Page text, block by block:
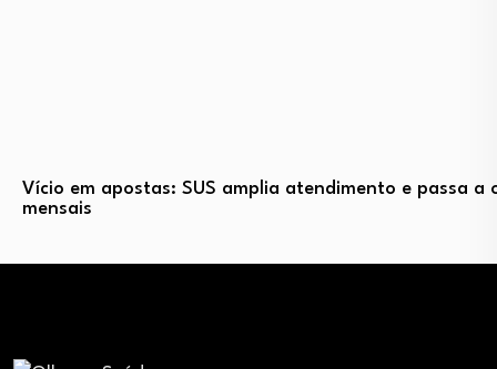
Vício em apostas: SUS amplia atendimento e passa a
mensais